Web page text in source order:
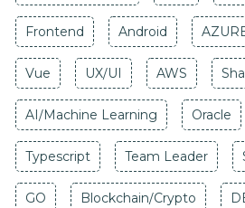
Frontend Android
Vue UX/UI AWS
AI/Machine Learning Oracle
Typescript Team Leader
GO Blockchain/Crypto